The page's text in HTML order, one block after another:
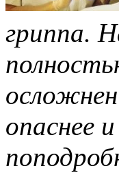
гриппа.
опаснее